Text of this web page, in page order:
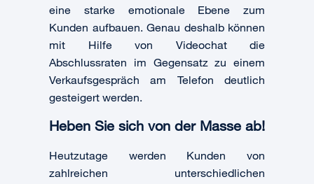
eine starke emotionale Ebene zum
Kunden aufbauen. Genau deshalb können
mit Hilfe von Videochat die
Abschlussraten im Gegensatz zu einem
Verkaufsgespräch am Telefon deutlich
gesteigert werden.
Heben Sie sich von der Masse ab!
Heutzutage werden Kunden von
zahlreichen unterschiedlichen